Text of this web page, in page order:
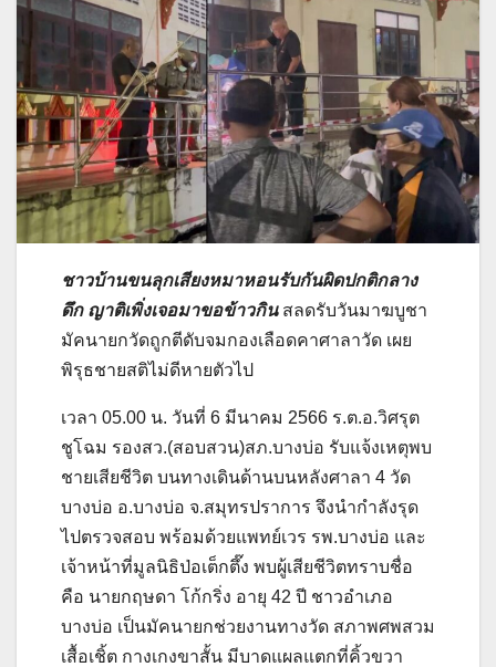
ชาวบ้านขนลุกเสียงหมาหอนรับกันผิดปกติกลาง
ดึก ญาติเพิ่งเจอมาขอข้าวกินสลดรับวันมาฆบูชา
มัคนายกวัดถูกตีดับจมกองเลือดคาศาลาวัด เผย
พิรุธชายสติไม่ดีหายตัวไป
เวลา 05.00 น. วันที่ 6 มีนาคม 2566 ร.ต.อ.วิศรุต
ชูโฉม รองสว.(สอบสวน)สภ.บางบ่อ รับแจ้งเหตุพบ
ชายเสียชีวิต บนทางเดินด้านบนหลังศาลา 4 วัด
บางบ่อ อ.บางบ่อ จ.สมุทรปราการ จึงนำกำลังรุด
ไปตรวจสอบ พร้อมด้วยแพทย์เวร รพ.บางบ่อ และ
เจ้าหน้าที่มูลนิธิป่อเต็กตึ๊ง พบผู้เสียชีวิตทราบชื่อ
คือ นายกฤษดา โก้กริ่ง อายุ 42 ปี ชาวอำเภอ
บางบ่อ เป็นมัคนายกช่วยงานทางวัด สภาพศพสวม
เสื้อเชิ้ต กางเกงขาสั้น มีบาดแผลแตกที่คิ้วขวา